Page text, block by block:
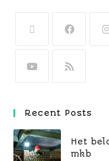
Recent Posts
Het
mkb